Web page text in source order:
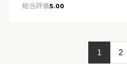
総合評価5.00
1 2